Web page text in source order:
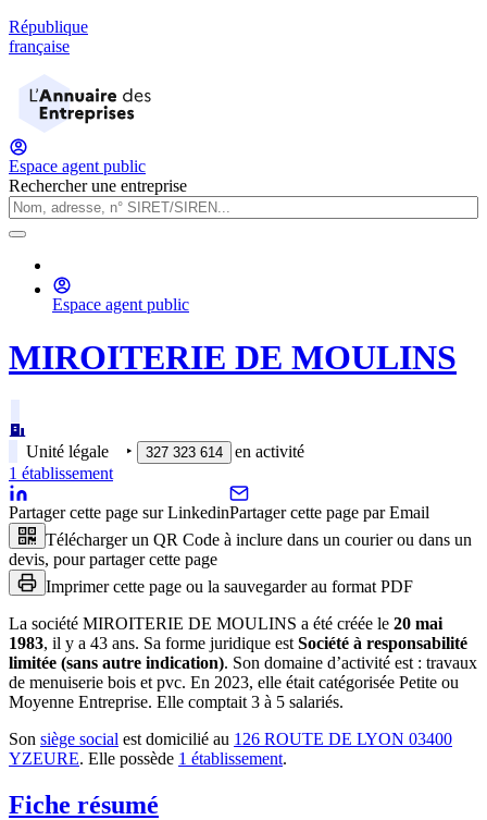
République
française
Espace agent public
Rechercher une entreprise
Espace agent public
MIROITERIE DE MOULINS
Unité légale ‣ 327 323 614
en activité
1 établissement
Partager cette page sur LinkedinPartager cette page par Email
Télécharger un QR Code à inclure dans un courier ou dans un
devis, pour partager cette page
Imprimer cette page ou la sauvegarder au format PDF
La société MIROITERIE DE MOULINS a été créée le 20 mai
1983, il y a 43 ans. Sa forme juridique est Société à responsabilité
limitée (sans autre indication). Son domaine d’activité est : travaux
de menuiserie bois et pvc. En 2023, elle était catégorisée Petite ou
Moyenne Entreprise. Elle comptait 3 à 5 salariés.
Son siège social est domicilié au 126 ROUTE DE LYON 03400
YZEURE. Elle possède 1 établissement.
Fiche résumé